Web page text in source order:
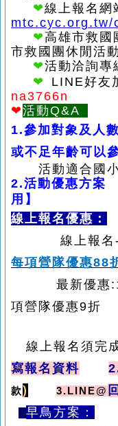
❤線上報名
mtc.cyc.org.tw/
❤高雄市救國
市救國團休閒活動
❤活動洽詢
❤
LINE好友
na3766n
❤活動Q&A
1.參加對象及人
或不足年齡可以
活動適合國
2.活動優惠方案
用】
線上報名優惠：
線上報名
每項營隊優惠88
最新優惠
項營隊優惠9折
線上報名須完
寫報名資料
款) 3.LINE@
早鳥方案：